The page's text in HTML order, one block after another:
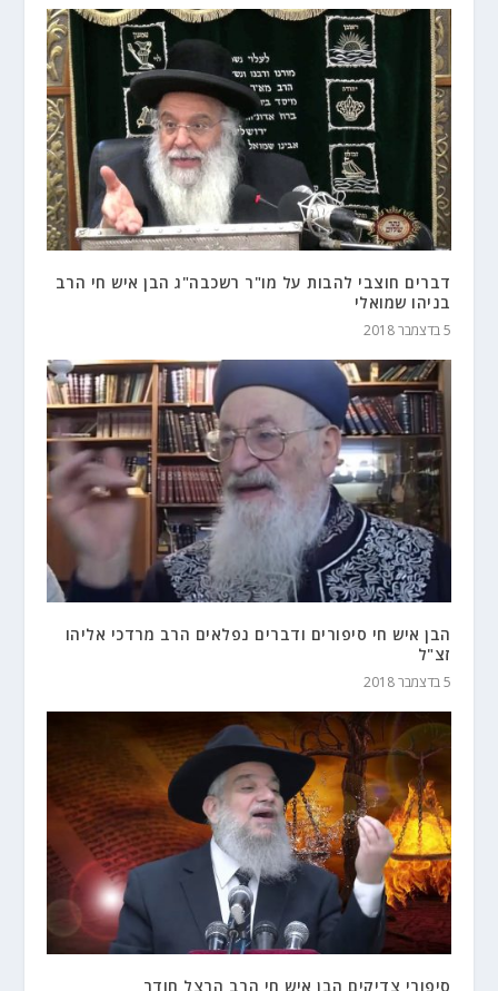
דברים חוצבי להבות על מו"ר רשכבה"ג הבן איש חי הרב
בניהו שמואלי
5 בדצמבר 2018
הבן איש חי סיפורים ודברים נפלאים הרב מרדכי אליהו
זצ"ל
5 בדצמבר 2018
סיפורי צדיקים הבן איש חי הרב הרצל חודר